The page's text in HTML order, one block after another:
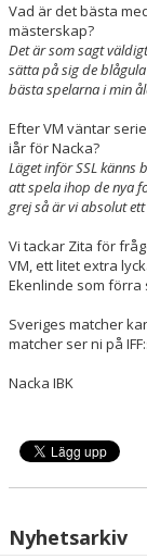
Vad är det bästa
mästerskap?
Det är som sagt
sätta på sig de
bästa spelarna i min
Efter VM väntar
iår för Nacka?
Läget inför SSL känns
att spela ihop de nya
grej så är vi absolut
Vi tackar Zita för
VM, ett litet extra
Ekenlinde som förra
Sveriges matcher
matcher ser ni på
Nacka IBK
Nyhetsarkiv